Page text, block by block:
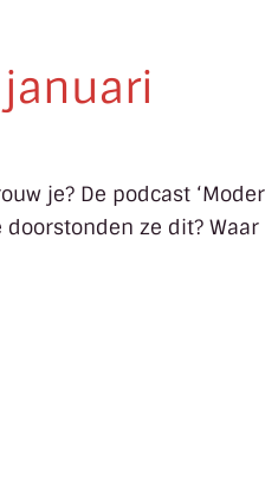
je? De podcast
ze dit?